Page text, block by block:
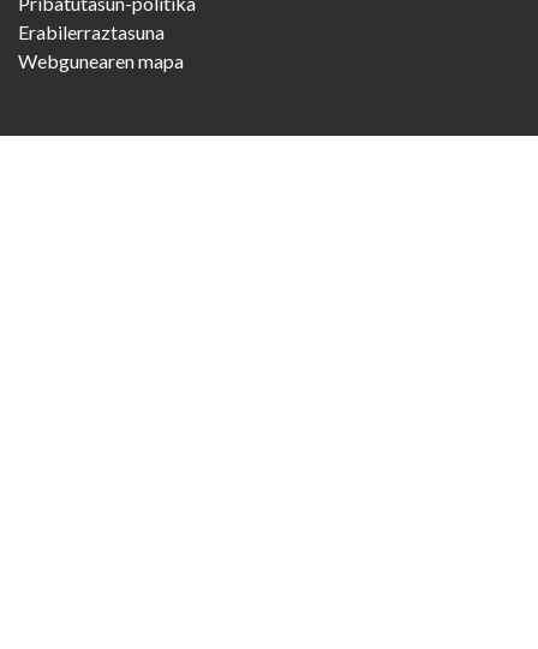
Erabilerraztasuna
Webgunearen mapa